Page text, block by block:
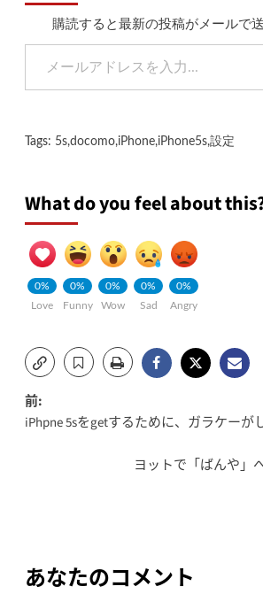
購読すると最新の投稿がメールで
メールアドレスを入力...
Tags: 5s,docomo,iPhone,iPhone5s,設定
What do you feel about
0%
Love
0%
Funny
0%
Wow
0%
Sad
0%
Angry
投
稿
ー
前:
iPhpne 5sをgetするために、ガラケーが
ヨットで「ばんや」
あなたのコメント